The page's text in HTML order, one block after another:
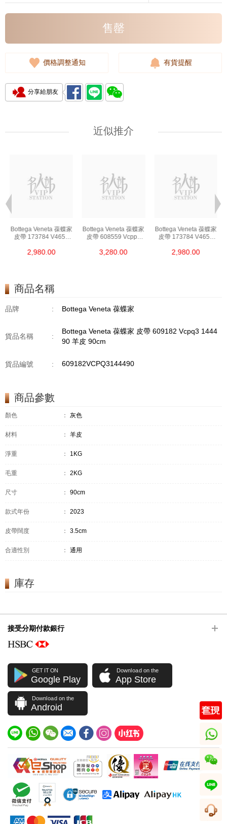
售罄
價格調整通知 有貨提醒
分享給朋友
近似推介
Bottega Veneta 葆蝶家
皮帶 173784 V4650
2,980.00
Bottega Veneta 葆蝶家
皮帶 608559 Vcpp5
3,280.00
Bottega Veneta 葆蝶家
皮帶 173784 V4650
2,980.00
商品名稱
品牌 : Bottega Veneta 葆蝶家
貨品名稱 :
Bottega Veneta 葆蝶家 皮帶 609182 Vcpq3 1444
90 羊皮 90cm
貨品編號 : 609182VCPQ3144490
商品參數
顏色 ： 灰色
材料 ： 羊皮
淨重 ： 1KG
毛重 ： 2KG
尺寸 ： 90cm
款式年份 ： 2023
皮帶闊度 ： 3.5cm
合適性別 ： 通用
庫存
接受分期付款銀行
GET IT ON
Google Play
Download on the
App Store
Download on the
Android
whatsapp